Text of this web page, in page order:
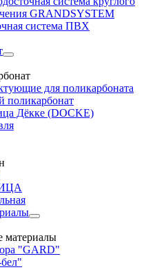
GRANDSYSTEM
система ПВХ
для поликарбоната
поликарбонат
Дёкке (DOCKE)
материалы
"GARD"